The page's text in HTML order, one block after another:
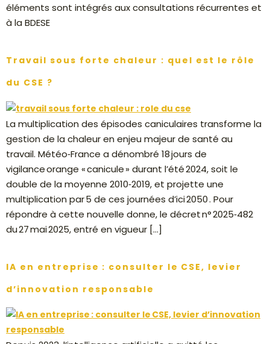
éléments sont intégrés aux consultations récurrentes et
à la BDESE
Travail sous forte chaleur : quel est le rôle
du CSE ?
La multiplication des épisodes caniculaires transforme la
gestion de la chaleur en enjeu majeur de santé au
travail. Météo‑France a dénombré 18 jours de
vigilance orange « canicule » durant l’été 2024, soit le
double de la moyenne 2010‑2019, et projette une
multiplication par 5 de ces journées d’ici 2050 . Pour
répondre à cette nouvelle donne, le décret n° 2025‑482
du 27 mai 2025, entré en vigueur […]
IA en entreprise : consulter le CSE, levier
d’innovation responsable